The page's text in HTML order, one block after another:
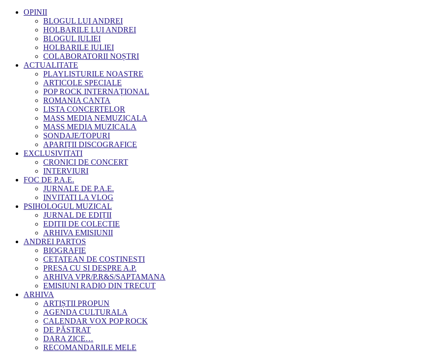
OPINII
BLOGUL LUI ANDREI
HOLBARILE LUI ANDREI
BLOGUL IULIEI
HOLBARILE IULIEI
COLABORATORII NOȘTRI
ACTUALITATE
PLAYLISTURILE NOASTRE
ARTICOLE SPECIALE
POP ROCK INTERNAȚIONAL
ROMANIA CANTA
LISTA CONCERTELOR
MASS MEDIA NEMUZICALA
MASS MEDIA MUZICALA
SONDAJE/TOPURI
APARIȚII DISCOGRAFICE
EXCLUSIVITATI
CRONICI DE CONCERT
INTERVIURI
FOC DE P.A.E.
JURNALE DE P.A.E.
INVITATI LA VLOG
PSIHOLOGUL MUZICAL
JURNAL DE EDIȚII
EDITII DE COLECTIE
ARHIVA EMISIUNII
ANDREI PARTOS
BIOGRAFIE
CETATEAN DE COSTINESTI
PRESA CU SI DESPRE A.P.
ARHIVA VPR/P.R&S/SAPTAMANA
EMISIUNI RADIO DIN TRECUT
ARHIVA
ARTIȘTII PROPUN
AGENDA CULTURALA
CALENDAR VOX POP ROCK
DE PĂSTRAT
DARA ZICE…
RECOMANDARILE MELE